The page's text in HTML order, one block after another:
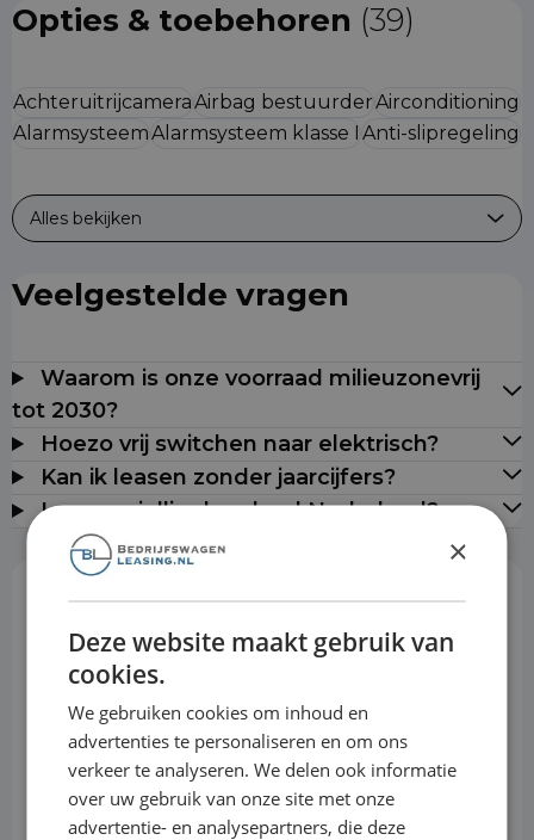
Opties & toebehoren (39)
AchteruitrijcameraAirbag bestuurderAirconditioning
AlarmsysteemAlarmsysteem klasse I Anti-slipregeling
Alles bekijken
Veelgestelde vragen
Waarom is onze voorraad milieuzonevrij
tot 2030?
Hoezo vrij switchen naar elektrisch?
Kan ik leasen zonder jaarcijfers?
Leveren jullie door heel Nederland?
Rekentool
Aanbetaling
×
Deze website maakt gebruik van
cookies.
We gebruiken cookies om inhoud en
advertenties te personaliseren en om ons
verkeer te analyseren. We delen ook informatie
over uw gebruik van onze site met onze
advertentie- en analysepartners, die deze